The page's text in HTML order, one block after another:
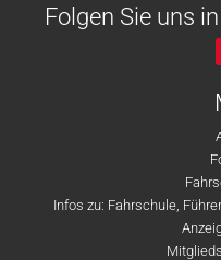
Folgen Sie uns
Infos zu: Fahrschule,